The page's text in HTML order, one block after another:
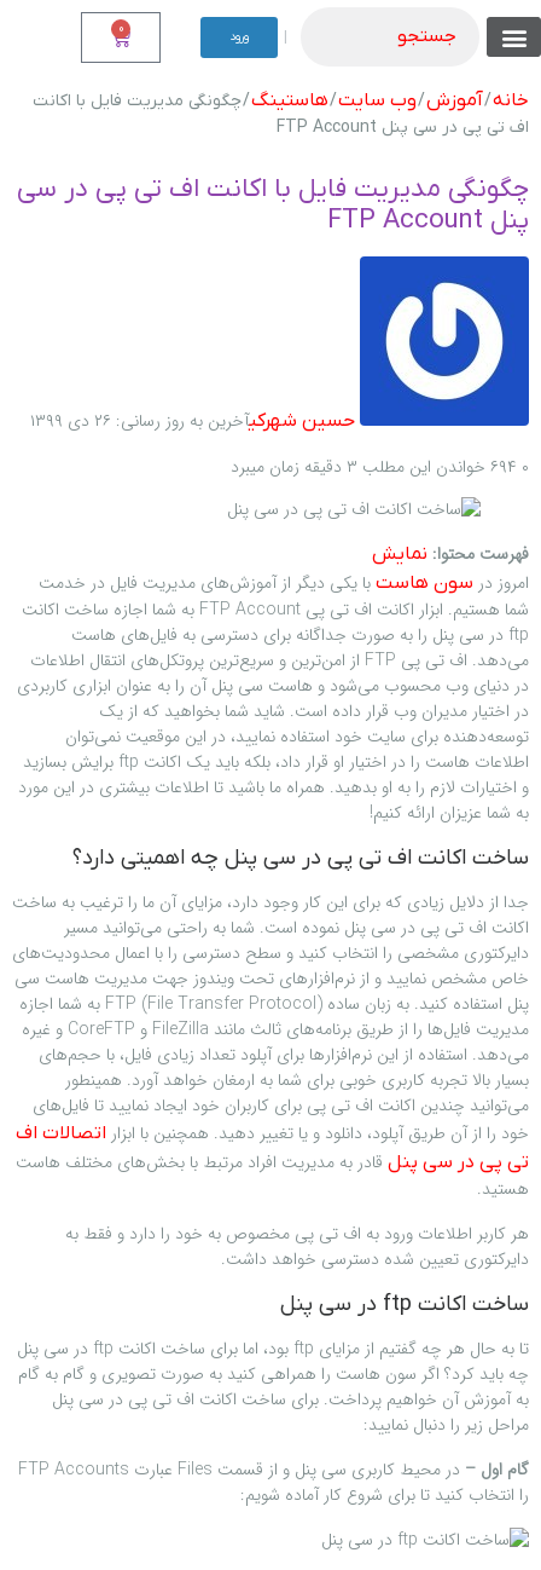
جستجو ورود
0
خانه/آموزش/وب سایت/هاستینگ/ چگونگی مدیریت فایل با اکانت
اف تی پی در سی پنل FTP Account
چگونگی مدیریت فایل با اکانت اف تی پی در سی
پنل FTP Account
حسین شهرکیآخرین به روز رسانی: ۲۶ دی ۱۳۹۹
۰
خواندن این مطلب ۳ دقیقه زمان میبرد
فهرست محتوا: نمایش
امروز در سون هاست با یکی دیگر از آموزش‌های مدیریت فایل در خدمت
شما هستیم. ابزار اکانت اف تی پی FTP Account به شما اجازه ساخت اکانت
ftp در سی پنل را به صورت جداگانه برای دسترسی به فایل‌های هاست
می‌دهد. اف تی پی FTP از امن‌ترین و سریع‌ترین پروتکل‌های انتقال اطلاعات
در دنیای وب محسوب می‌شود و هاست سی پنل آن را به عنوان ابزاری کاربردی
در اختیار مدیران وب قرار داده است. شاید شما بخواهید که از یک
توسعه‌دهنده برای سایت خود استفاده نمایید، در این موقعیت نمی‌توان
اطلاعات هاست را در اختیار او قرار داد، بلکه باید یک اکانت ftp برایش بسازید
و اختیارات لازم را به او بدهید. همراه ما باشید تا اطلاعات بیشتری در این مورد
به شما عزیزان ارائه کنیم!
ساخت اکانت اف تی پی در سی پنل چه اهمیتی دارد؟
جدا از دلایل زیادی که برای این کار وجود دارد، مزایای آن ما را ترغیب به ساخت
اکانت اف تی پی در سی پنل نموده است. شما به راحتی می‌توانید مسیر
دایرکتوری مشخصی را انتخاب کنید و سطح دسترسی را با اعمال محدودیت‌های
خاص مشخص نمایید و از نرم‌افزارهای تحت ویندوز جهت مدیریت هاست سی
پنل استفاده کنید. به زبان ساده (FTP (File Transfer Protocol به شما اجازه
مدیریت فایل‌ها را از طریق برنامه‌های ثالث مانند FileZilla و CoreFTP و غیره
می‌دهد. استفاده از این نرم‌افزارها برای آپلود تعداد زیادی فایل، با حجم‌های
بسیار بالا تجربه کاربری خوبی برای شما به ارمغان خواهد آورد. همینطور
می‌توانید چندین اکانت اف تی پی برای کاربران خود ایجاد نمایید تا فایل‌های
خود را از آن طریق آپلود، دانلود و یا تغییر دهید. همچنین با ابزار اتصالات اف
تی پی در سی پنل قادر به مدیریت افراد مرتبط با بخش‌های مختلف هاست
هستید.
هر کاربر اطلاعات ورود به اف تی پی مخصوص به خود را دارد و فقط به
دایرکتوری تعیین شده دسترسی خواهد داشت.
ساخت اکانت ftp در سی پنل
تا به حال هر چه گفتیم از مزایای ftp بود، اما برای ساخت اکانت ftp در سی پنل
چه باید کرد؟ اگر سون هاست را همراهی کنید به صورت تصویری و گام به گام
به آموزش آن خواهیم پرداخت. برای ساخت اکانت اف تی پی در سی پنل
مراحل زیر را دنبال نمایید:
گام اول –
را انتخاب کنید تا برای شروع کار آماده شویم: